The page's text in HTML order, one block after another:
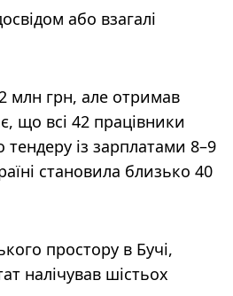
або взагалі
млн грн, але отримав
що всі 42 працівники
тендеру із зарплатами 8–9
становила близько 40
простору в Бучі,
налічував шістьох